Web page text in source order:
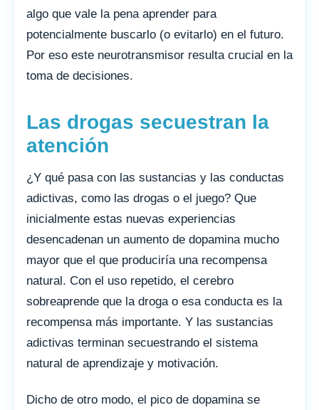
algo que vale la pena aprender para
potencialmente buscarlo (o evitarlo) en el futuro.
Por eso este neurotransmisor resulta crucial en la
toma de decisiones.
Las drogas secuestran la
atención
¿Y qué pasa con las sustancias y las conductas
adictivas, como las drogas o el juego? Que
inicialmente estas nuevas experiencias
desencadenan un aumento de dopamina mucho
mayor que el que produciría una recompensa
natural. Con el uso repetido, el cerebro
sobreaprende que la droga o esa conducta es la
recompensa más importante. Y las sustancias
adictivas terminan secuestrando el sistema
natural de aprendizaje y motivación.
Dicho de otro modo, el pico de dopamina se